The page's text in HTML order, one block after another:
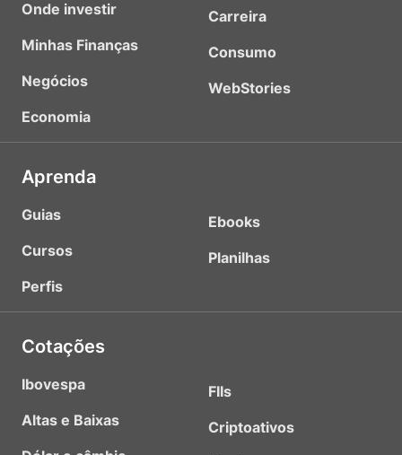
Onde investir
Minhas Finanças
Negócios
Economia
Carreira
Consumo
WebStories
Aprenda
Guias
Cursos
Perfis
Ebooks
Planilhas
Cotações
Ibovespa
Altas e Baixas
FIIs
Criptoativos